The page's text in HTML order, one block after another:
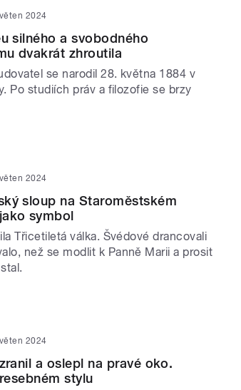
2024
silného a svobodného
dvakrát zhroutila
se narodil 28. května 1884 v
Po studiích práv a filozofie se brzy
2024
sloup na Staroměstském
symbol
Třicetiletá válka. Švédové drancovali
než se modlit k Panně Marii a prosit
2024
a oslepl na pravé oko.
stylu